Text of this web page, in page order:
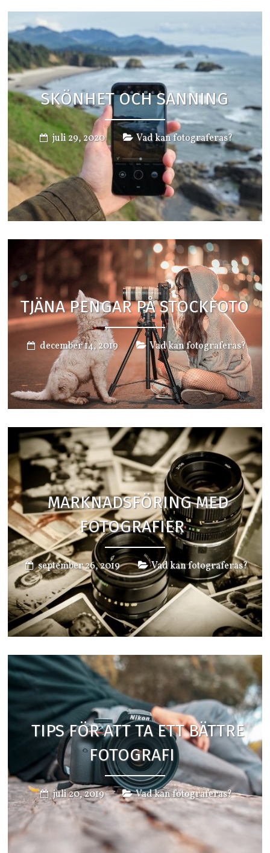
SKÖNHET OCH SANNING
juli 29, 2020 Vad kan fotograferas?
TJÄNA PENGAR PÅ STOCKFOTO
december 14, 2019 Vad kan fotograferas?
MARKNADSFÖRING MED
FOTOGRAFIER
september 26, 2019 Vad kan fotograferas?
TIPS FÖR ATT TA ETT BÄTTRE
FOTOGRAFI
juli 20, 2019 Vad kan fotograferas?